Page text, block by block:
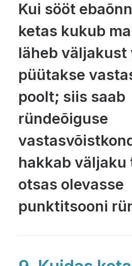
Kui sööt
ketas kukub
läheb väljakust
püütakse
poolt; siis saab
ründeõiguse
hakkab väljaku
otsas olevasse
punktitsooni